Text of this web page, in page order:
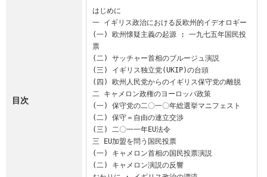
目次
はじめに
一 イギリス政治における反欧州的イデオロギー
(一) 欧州懐疑主義の起源 : 一九七五年国民投
票
(二) サッチャー首相のブルージュ演説
(三) イギリス独立党(UKIP)の台頭
(四) 欧州人民党からのイギリス保守党の離脱
二 キャメロン政権のヨーロッパ政策
(一) 保守党の二〇一〇年総選挙マニフェスト
(二) 保守＝自由の連立交渉
(三) 二〇一一年EU法令
三 EU加盟を問う国民投票
(一) キャメロン首相の国民投票演説
(二) キャメロン演説の反響